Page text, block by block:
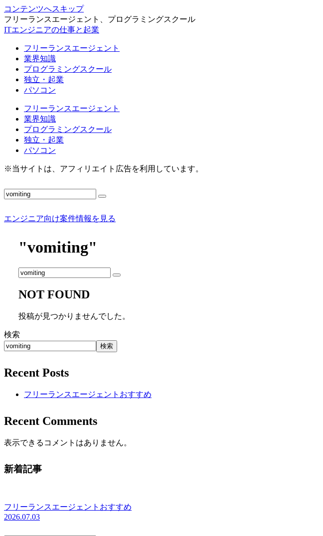
コンテンツへスキップ
フリーランスエージェント、プログラミングスクール
ITエンジニアの仕事と起業
フリーランスエージェント
業界知識
プログラミングスクール
独立・起業
パソコン
フリーランスエージェント
業界知識
プログラミングスクール
独立・起業
パソコン
※当サイトは、アフィリエイト広告を利用しています。
エンジニア向け案件情報を見る
"vomiting"
NOT FOUND
投稿が見つかりませんでした。
検索
検索
Recent Posts
フリーランスエージェントおすすめ
Recent Comments
表示できるコメントはありません。
新着記事
フリーランスエージェントおすすめ
2026.07.03